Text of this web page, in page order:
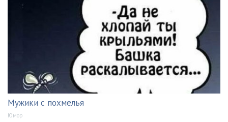
Мужики с похмелья
Юмор